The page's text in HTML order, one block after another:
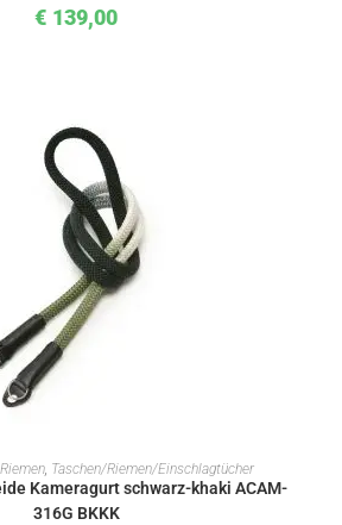
€ 139,00
IN DEN WARENKORB
, Taschen/Riemen/Einschlagtücher
Kameragurt schwarz-khaki ACAM-
316G BKKK